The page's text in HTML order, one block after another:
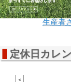
生産者
定休日カレ